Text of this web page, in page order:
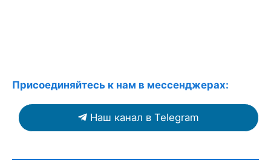
Присоединяйтесь к нам в мессенджерах:
Наш канал в Telegram